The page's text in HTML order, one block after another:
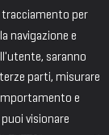
per
navigazione e
saranno
parti, misurare
e
visionare